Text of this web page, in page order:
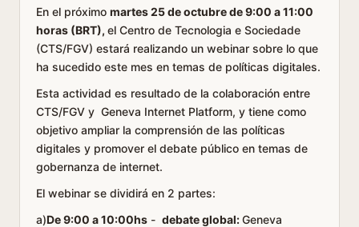
En el próximo martes 25 de octubre de 9:00 a 11:00
horas (BRT), el Centro de Tecnologia e Sociedade
(CTS/FGV) estará realizando un webinar sobre lo que
ha sucedido este mes en temas de políticas digitales.
Esta actividad es resultado de la colaboración entre
CTS/FGV y Geneva Internet Platform, y tiene como
objetivo ampliar la comprensión de las políticas
digitales y promover el debate público en temas de
gobernanza de internet.
El webinar se dividirá en 2 partes:
a)De 9:00 a 10:00hs - debate global:Geneva